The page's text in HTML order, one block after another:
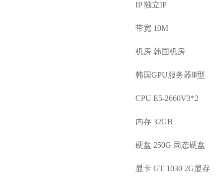
IP 独立IP
带宽 10M
机房 韩国机房
韩国GPU服务器Ⅲ型
CPU E5-2660V3*2
内存 32GB
硬盘 250G 固态硬盘
显卡 GT 1030 2G显存